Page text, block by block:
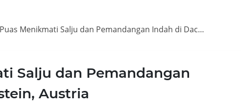
Puas Menikmati Salju dan Pemandangan Indah di Dachstein, Austria
Salju dan Pemandangan
Austria